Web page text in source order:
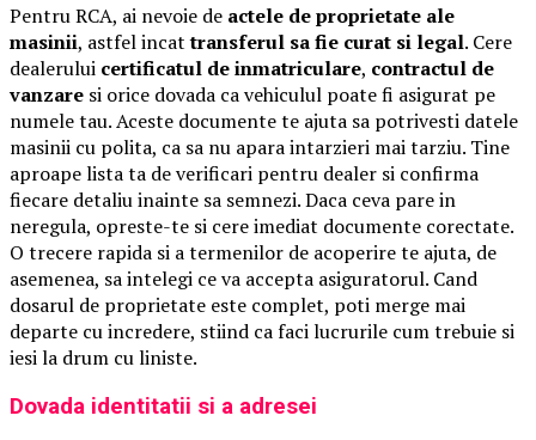
Pentru RCA, ai nevoie de actele de proprietate ale
masinii, astfel incattransferul sa fie curat si legal. Cere
dealerului certificatul de inmatriculare, contractul de
vanzare si orice dovada ca vehiculul poate fi asigurat pe
numele tau. Aceste documente te ajuta sa potrivesti datele
masinii cu polita, ca sa nu apara intarzieri mai tarziu. Tine
aproape lista ta de verificari pentru dealer si confirma
fiecare detaliu inainte sa semnezi. Daca ceva pare in
neregula, opreste-te si cere imediat documente corectate.
O trecere rapida si a termenilor de acoperire te ajuta, de
asemenea, sa intelegi ce va accepta asiguratorul. Cand
dosarul de proprietate este complet, poti merge mai
departe cu incredere, stiind ca faci lucrurile cum trebuie si
iesi la drum cu liniste.
Dovada identitatii si a adresei